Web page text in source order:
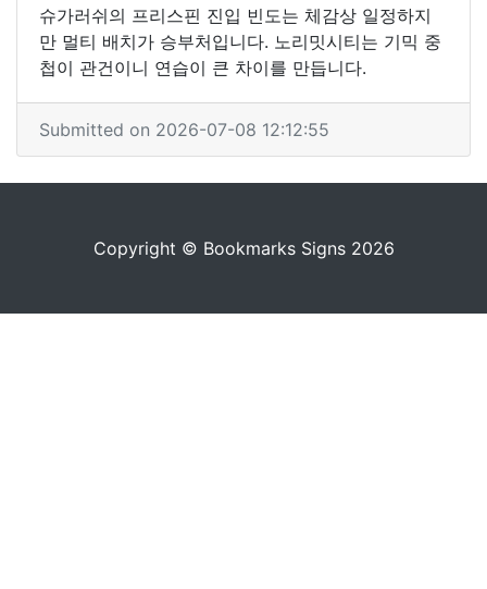
슈가러쉬의 프리스핀 진입 빈도는 체감상 일정하지
만 멀티 배치가 승부처입니다. 노리밋시티는 기믹 중
첩이 관건이니 연습이 큰 차이를 만듭니다.
Submitted on 2026-07-08 12:12:55
Copyright © Bookmarks Signs 2026